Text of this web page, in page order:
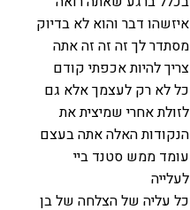
איזשהו דבר והוא לא בדיוק
מסתדר לך זה זה זה אתה
צריך להיות אכפתי קודם
כל לא רק לעצמך אלא גם
לזולת אחרי שמיצית את
הנקודות האלה אתה בעצם
עומד ממש סטנד ביי
לעלייה
כל עליה של הצלחה של בן